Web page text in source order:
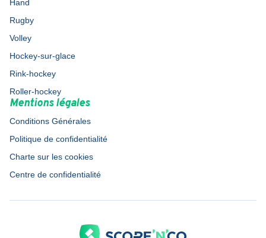
Hand
Rugby
Volley
Hockey-sur-glace
Rink-hockey
Roller-hockey
Mentions légales
Conditions Générales
Politique de confidentialité
Charte sur les cookies
Centre de confidentialité